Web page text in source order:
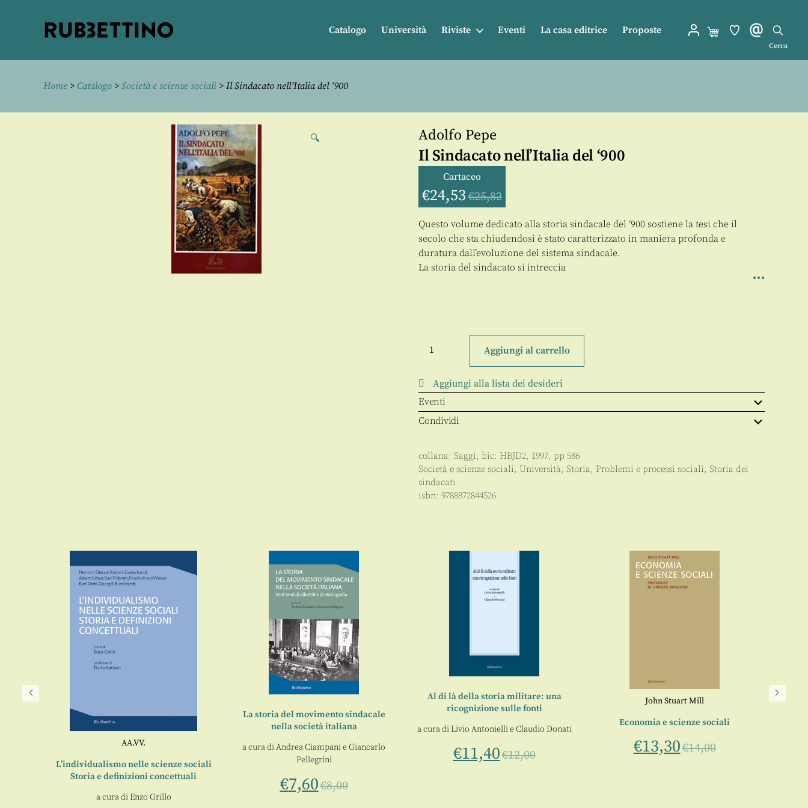
Catalogo Università Riviste Eventi La casa editrice Proposte
Cerca
Home > Catalogo > Società e scienze sociali > Il Sindacato nell’Italia del ‘900
🔍 Adolfo Pepe
Il Sindacato nell’Italia del ‘900
Cartaceo
€24,53 €25,82
Questo volume dedicato alla storia sindacale del ‘900 sostiene la tesi che il
secolo che sta chiudendosi è stato caratterizzato in maniera profonda e
duratura dall’evoluzione del sistema sindacale.
La storia del sindacato si intreccia
Sindacato
'900
quantità
Aggiungi al carrello
Aggiungi alla lista dei desideri
Eventi
Condividi
collana: Saggi, bic: HBJD2, 1997, pp 586
Società e scienze sociali, Università, Storia, Problemi e processi sociali, Storia dei
sindacati
isbn: 9788872844526
AA.VV.
L’individualismo nelle scienze sociali
Storia e definizioni concettuali
a cura diEnzo Grillo
La storia del movimento sindacale
nella società italiana
a cura diAndrea CiampanieGiancarlo
Pellegrini
€7,60€8,00
Al di là della storia militare: una
ricognizione sulle fonti
a cura diLivio AntoniellieClaudio Donati
€11,40€12,00
John Stuart Mill
Economia e scienze sociali
€13,30€14,00